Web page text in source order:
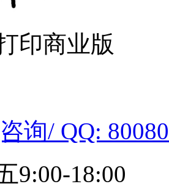
印商业版
询/ QQ:
9:00-18:00